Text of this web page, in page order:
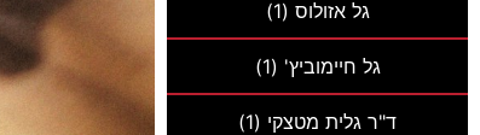
גל אזולוס (1)
גל חיימוביץ' (1)
ד"ר גלית מטצקי (1)